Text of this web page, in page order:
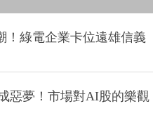
！綠電企業卡位遠雄信義
惡夢！市場對AI股的樂觀